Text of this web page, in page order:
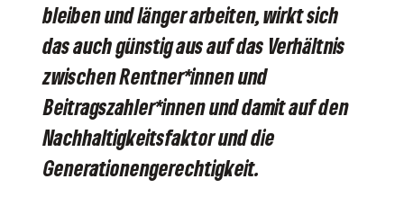
bleiben und länger arbeiten, wirkt sich
das auch günstig aus auf das Verhältnis
zwischen Rentner*innen und
Beitragszahler*innen und damit auf den
Nachhaltigkeitsfaktor und die
Generationengerechtigkeit.